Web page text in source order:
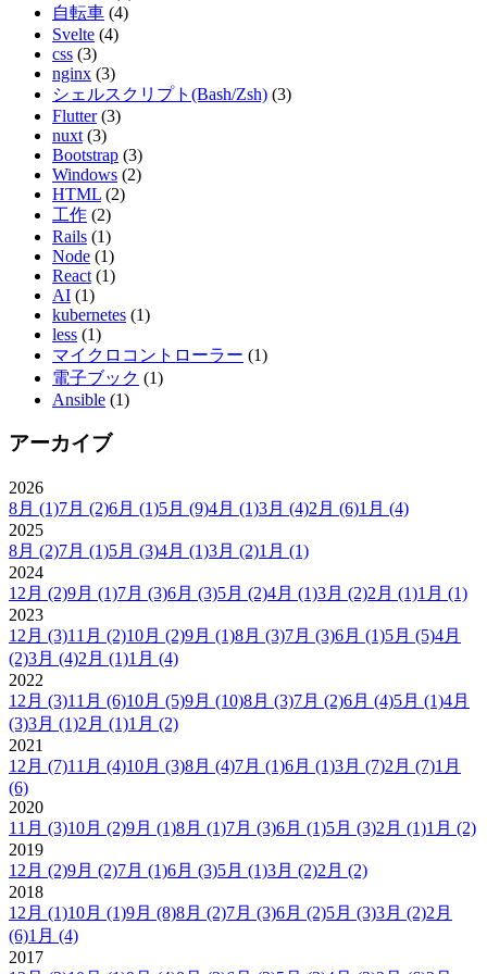
自転車 (4)
Svelte (4)
css (3)
nginx (3)
シェルスクリプト(Bash/Zsh) (3)
Flutter (3)
nuxt (3)
Bootstrap (3)
Windows (2)
HTML (2)
工作 (2)
Rails (1)
Node (1)
React (1)
AI (1)
kubernetes (1)
less (1)
マイクロコントローラー (1)
電子ブック (1)
Ansible (1)
アーカイブ
2026
8月 (1)7月 (2)6月 (1)5月 (9)4月 (1)3月 (4)2月 (6)1月 (4)
2025
8月 (2)7月 (1)5月 (3)4月 (1)3月 (2)1月 (1)
2024
12月 (2)9月 (1)7月 (3)6月 (3)5月 (2)4月 (1)3月 (2)2月 (1)1月 (1)
2023
12月 (3)11月 (2)10月 (2)9月 (1)8月 (3)7月 (3)6月 (1)5月 (5)4月
(2)3月 (4)2月 (1)1月 (4)
2022
12月 (3)11月 (6)10月 (5)9月 (10)8月 (3)7月 (2)6月 (4)5月 (1)4月
(3)3月 (1)2月 (1)1月 (2)
2021
12月 (7)11月 (4)10月 (3)8月 (4)7月 (1)6月 (1)3月 (7)2月 (7)1月
(6)
2020
11月 (3)10月 (2)9月 (1)8月 (1)7月 (3)6月 (1)5月 (3)2月 (1)1月 (2)
2019
12月 (2)9月 (2)7月 (1)6月 (3)5月 (1)3月 (2)2月 (2)
2018
12月 (1)10月 (1)9月 (8)8月 (2)7月 (3)6月 (2)5月 (3)3月 (2)2月
(6)1月 (4)
2017